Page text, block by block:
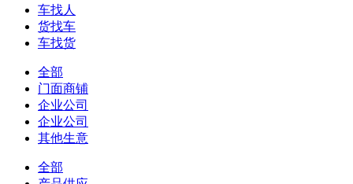
车找人
货找车
车找货
全部
门面商铺
企业公司
企业公司
其他生意
全部